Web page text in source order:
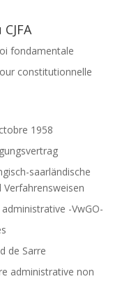
fondamentale
constitutionnelle
1958
saarländische
-VwGO-
de Sarre
administrative non